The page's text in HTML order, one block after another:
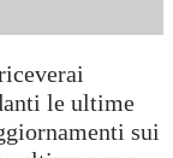
le ultime
sui